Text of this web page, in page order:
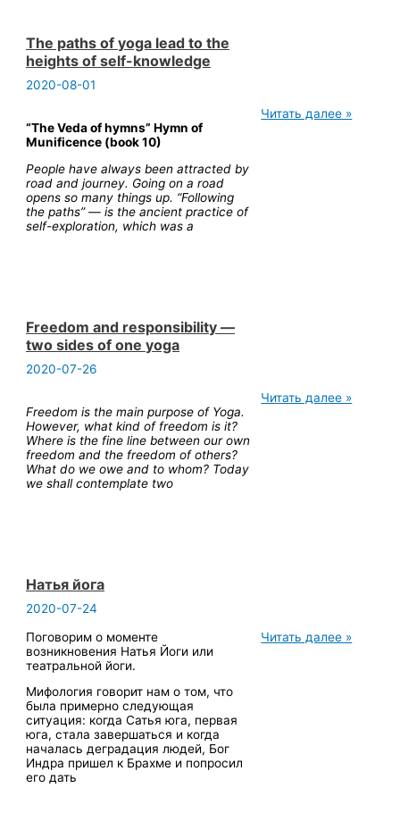
The paths of yoga lead to the
heights of self-knowledge
2020-08-01
“The Veda of hymns” Hymn of
Munificence (book 10)
People have always been attracted by
road and journey. Going on a road
opens so many things up. “Following
the paths” — is the ancient practice of
self-exploration, which was a
The
Читать далее »
Freedom and responsibility —
two sides of one yoga
2020-07-26
Freedom is the main purpose of Yoga.
However, what kind of freedom is it?
Where is the fine line between our own
freedom and the freedom of others?
What do we owe and to whom? Today
we shall contemplate two
Freedom
Читать далее »
Натья йога
2020-07-24
Поговорим о моменте
возникновения Натья Йоги или
театральной йоги.
Мифология говорит нам о том, что
была примерно следующая
ситуация: когда Сатья юга, первая
юга, стала завершаться и когда
началась деградация людей, Бог
Индра пришел к Брахме и попросил
его дать
Натья
Читать далее »